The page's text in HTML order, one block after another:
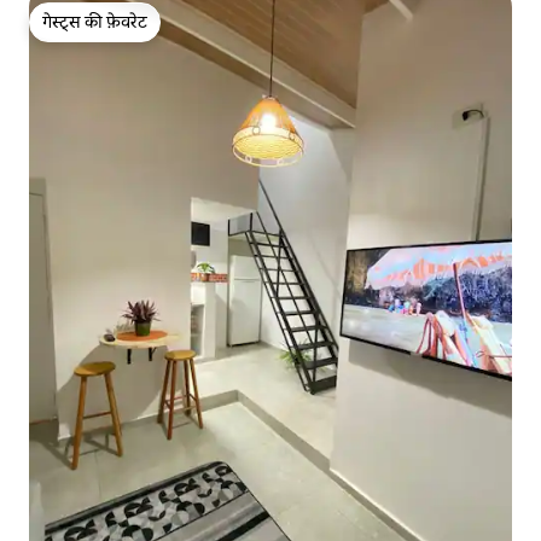
गेस्ट्स की फ़ेवरेट
गेस्ट्स की फ़ेवरेट